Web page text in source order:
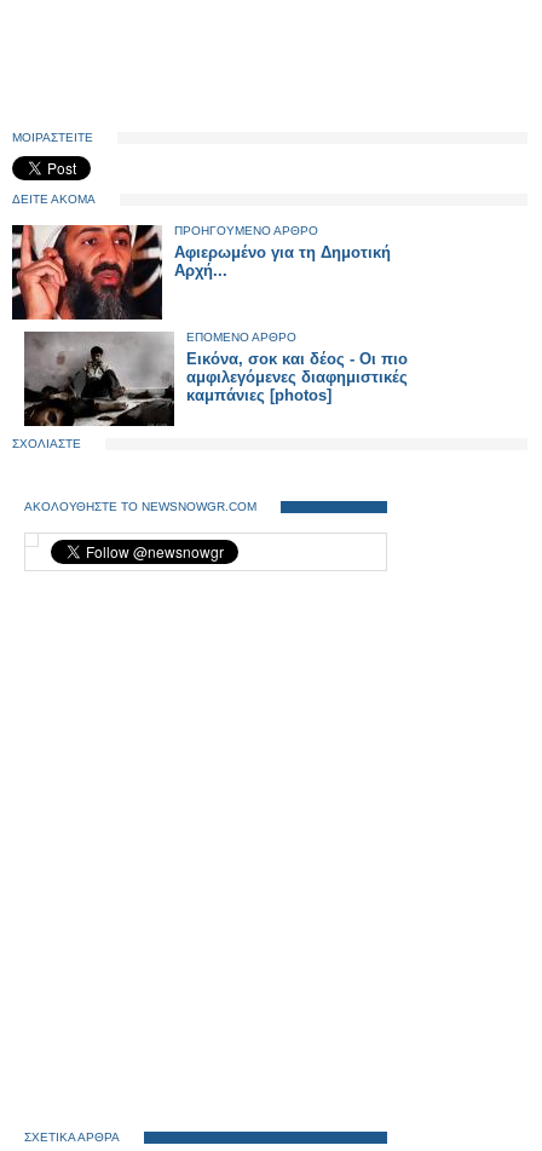
ΜΟΙΡΑΣΤΕΙΤΕ
ΔΕΙΤΕ ΑΚΟΜΑ
ΠΡΟΗΓΟΥΜΕΝΟ ΑΡΘΡΟ
Αφιερωμένο για τη Δημοτική
Αρχή...
ΕΠΟΜΕΝΟ ΑΡΘΡΟ
Εικόνα, σοκ και δέος - Οι πιο
αμφιλεγόμενες διαφημιστικές
καμπάνιες [photos]
ΣΧΟΛΙΑΣΤΕ
ΑΚΟΛΟΥΘΗΣΤΕ ΤΟ NEWSNOWGR.COM
ΣΧΕΤΙΚΑ ΑΡΘΡΑ